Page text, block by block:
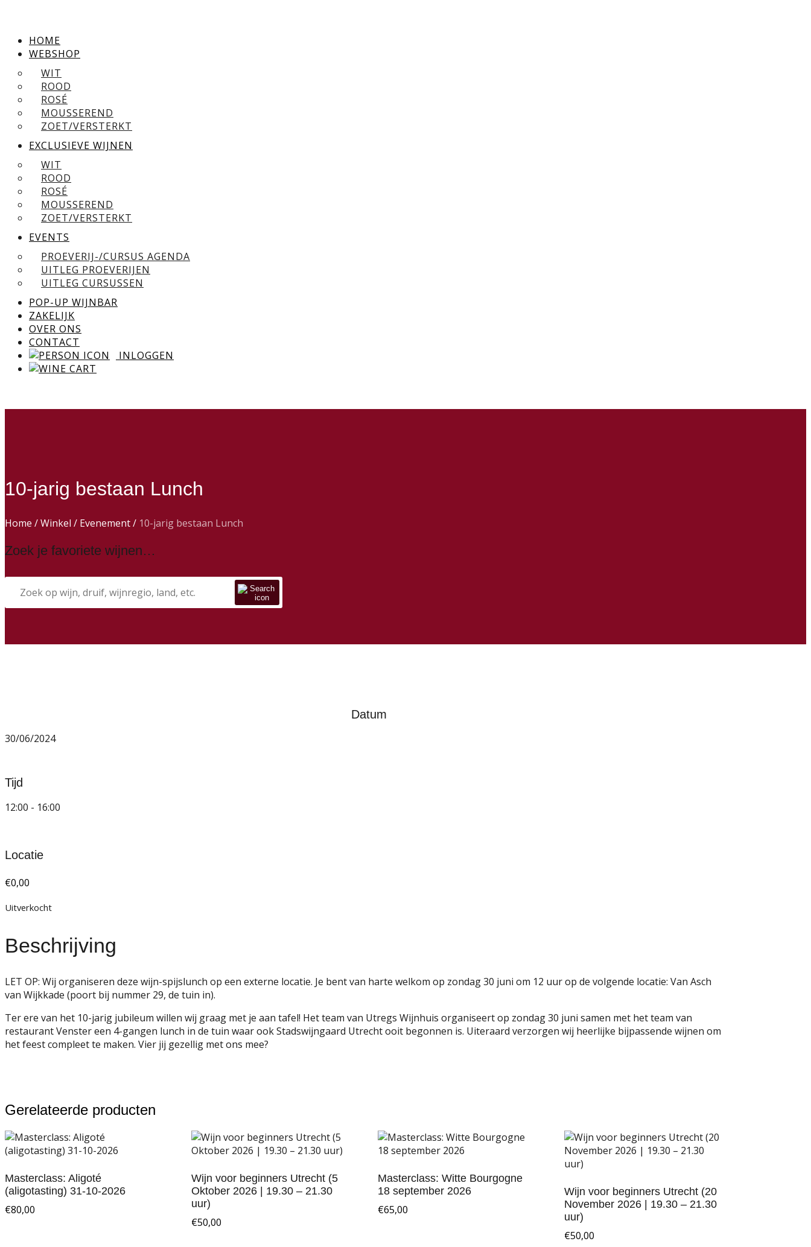
HOME
WEBSHOP
WIT
ROOD
ROSÉ
MOUSSEREND
ZOET/VERSTERKT
EXCLUSIEVE WIJNEN
WIT
ROOD
ROSÉ
MOUSSEREND
ZOET/VERSTERKT
EVENTS
PROEVERIJ-/CURSUS AGENDA
UITLEG PROEVERIJEN
UITLEG CURSUSSEN
POP-UP WIJNBAR
ZAKELIJK
OVER ONS
CONTACT
INLOGGEN
10-jarig bestaan Lunch
Home /Winkel / Evenement/ 10-jarig bestaan Lunch
Zoek je favoriete wijnen…
Datum
30/06/2024
Tijd
12:00 - 16:00
Locatie
€0,00
Uitverkocht
Beschrijving
LET OP: Wij organiseren deze wijn-spijslunch op een externe locatie. Je bent van harte welkom op zondag 30 juni om 12 uur op de volgende locatie: Van Asch
van Wijkkade (poort bij nummer 29, de tuin in).
Ter ere van het 10-jarig jubileum willen wij graag met je aan tafel! Het team van Utregs Wijnhuis organiseert op zondag 30 juni samen met het team van
restaurant Venster een 4-gangen lunch in de tuin waar ook Stadswijngaard Utrecht ooit begonnen is. Uiteraard verzorgen wij heerlijke bijpassende wijnen om
het feest compleet te maken. Vier jij gezellig met ons mee?
Gerelateerde producten
Masterclass: Aligoté
(aligotasting) 31-10-2026
€80,00
Wijn voor beginners Utrecht (5
Oktober 2026 | 19.30 – 21.30
uur)
€50,00
Masterclass: Witte Bourgogne
18 september 2026
€65,00
Wijn voor beginners Utrecht (20
November 2026 | 19.30 – 21.30
uur)
€50,00